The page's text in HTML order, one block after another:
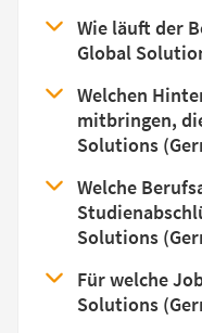
Wie läuft der
Global
Welchen
mitbringen,
Solutions
Welche
Solutions
Für welche
Solutions